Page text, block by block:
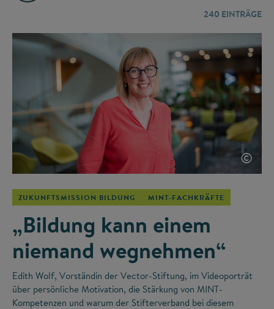
240 EINTRÄGE
©
ZUKUNFTSMISSION BILDUNG MINT-FACHKRÄFTE
„Bildung kann einem
niemand wegnehmen“
Edith Wolf, Vorständin der Vector-Stiftung, im Videoporträt
über persönliche Motivation, die Stärkung von MINT-
Kompetenzen und warum der Stifterverband bei diesem